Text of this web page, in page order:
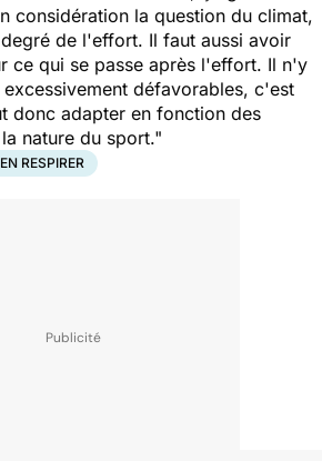
considération la question du climat,
de l'effort. Il faut aussi avoir
ce qui se passe après l'effort. Il n'y
défavorables, c'est
donc adapter en fonction des
nature du sport."
RESPIRER